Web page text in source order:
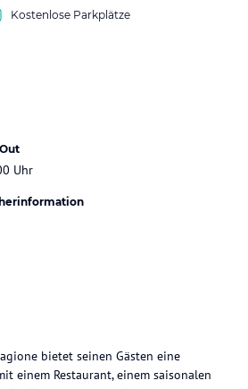
Kostenlose Parkplätze
Uhr
bietet seinen Gästen eine
einem Restaurant, einem saisonalen